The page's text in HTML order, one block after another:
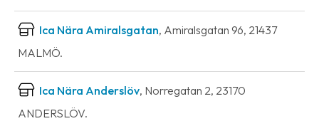
Ica Nära Amiralsgatan, Amiralsgatan 96, 21437
MALMÖ.
Ica Nära Anderslöv, Norregatan 2, 23170
ANDERSLÖV.